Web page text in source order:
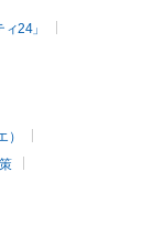
24」